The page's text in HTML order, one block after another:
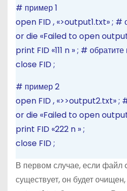
# пример 1
open FID , «>output1.txt»; #
ordie «Failed to open
print FID «111 n »; # обратите
close FID ;
# пример 2
open FID , «>>output2.txt»;
ordie «Failed to open
print FID «222 n »;
close FID ;
В первом случае, если
существует, он будет